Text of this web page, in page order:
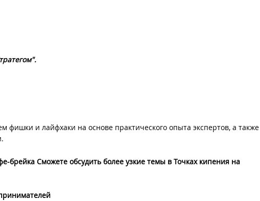
фишки и лайфхаки на основе практического опыта экспертов, а также
брейка Сможете обсудить более узкие темы в Точках кипения на